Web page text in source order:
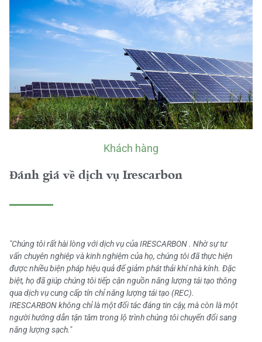
Khách hàng
Đánh giá về dịch vụ Irescarbon
"Chúng tôi rất hài lòng với dịch vụ của IRESCARBON . Nhờ sự tư
vấn chuyên nghiệp và kinh nghiệm của họ, chúng tôi đã thực hiện
được nhiều biện pháp hiệu quả để giảm phát thải khí nhà kính. Đặc
biệt, họ đã giúp chúng tôi tiếp cận nguồn năng lượng tái tạo thông
qua dịch vụ cung cấp tín chỉ năng lượng tái tạo (REC).
IRESCARBON không chỉ là một đối tác đáng tin cậy, mà còn là một
người hướng dẫn tận tâm trong lộ trình chúng tôi chuyển đổi sang
năng lượng sạch."